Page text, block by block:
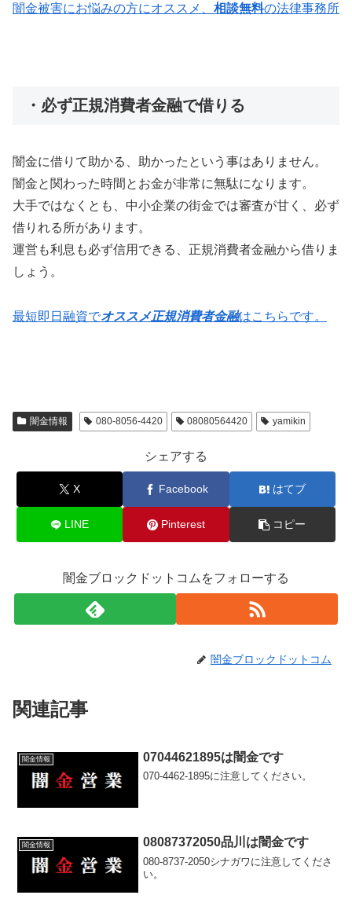
闇金被害にお悩みの方にオススメ、 相談無料の法律事務所
・必ず正規消費者金融で借りる
闇金に借りて助かる、助かったという事はありません。
闇金と関わった時間とお金が非常に無駄になります。
大手ではなくとも、中小企業の街金では審査が甘く、必ず
借りれる所があります。
運営も利息も必ず信用できる、正規消費者金融から借りま
しょう。
最短即日融資でオススメ正規消費者金融はこちらです。
闇金情報 080-8056-4420 08080564420 yamikin
シェアする
X Facebook はてブ
LINE Pinterest コピー
闇金ブロックドットコムをフォローする
闇金ブロックドットコム
関連記事
闇金情報 07044621895は闇金です
070-4462-1895に注意してください。
闇金情報 08087372050品川は闇金です
080-8737-2050シナガワに注意してくださ
い。